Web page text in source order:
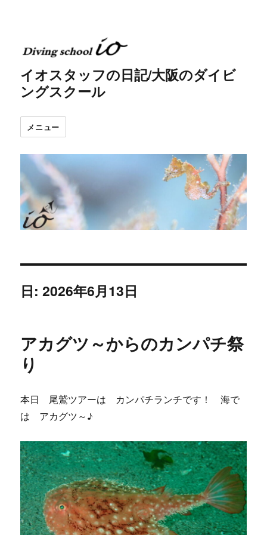
イオスタッフの日記/大阪のダイビ
ングスクール
メニュー
日:2026年6月13日
アカグツ～からのカンパチ祭
り
本日 尾鷲ツアーは カンパチランチです！ 海で
は アカグツ～♪